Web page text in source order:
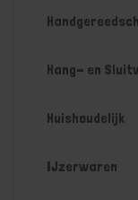
Hang- en
Huishoudelijk
IJzerwaren